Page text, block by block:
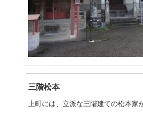
三階松本
上町には、立派な三階建ての松本家